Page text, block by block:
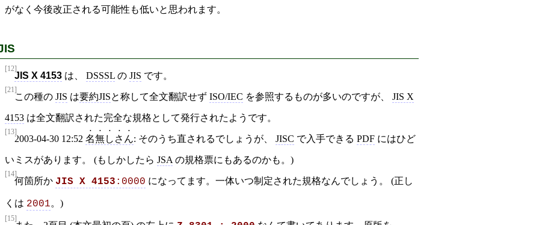
がなく今後改正される可能性も低いと思われます。
[12]
JIS X 4153 は、 DSSSL の JIS です。
[21]
この種の JIS は要約JISと称して全文翻訳せず ISO/IEC を参照するものが多いのですが、 JIS X
4153 は全文翻訳された完全な規格として発行されたようです。
[13]
2003-04-30 12:52 名無しさん: そのうち直されるでしょうが、 JISC で入手できる PDF にはひど
いミスがあります。 (もしかしたら JSA の規格票にもあるのかも。)
[14]
何箇所か JIS X 4153 :0000 になってます。一体いつ制定された規格なんでしょう。 (正し
くは 2001。)
[15]